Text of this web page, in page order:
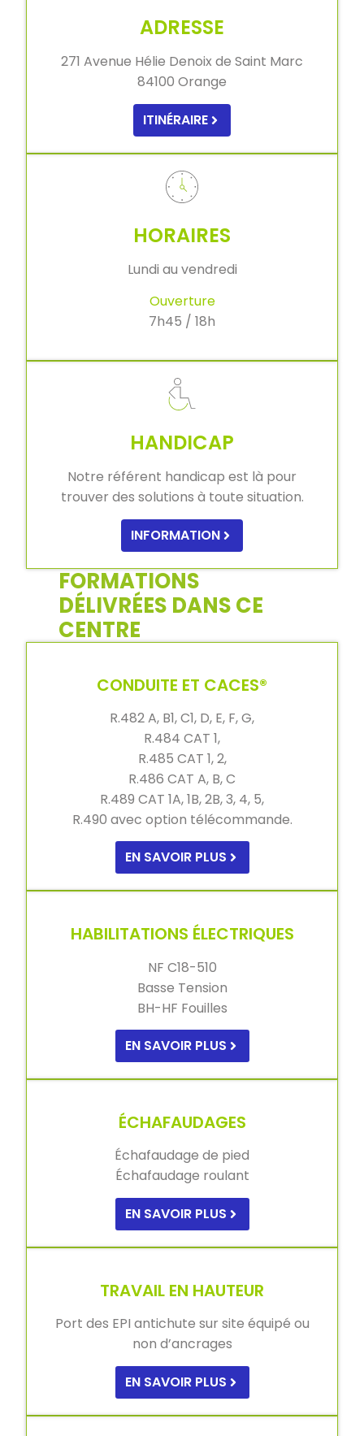
ADRESSE
271 Avenue Hélie Denoix de Saint Marc
84100 Orange
ITINÉRAIRE
HORAIRES
Lundi au vendredi
Ouverture
7h45 / 18h
HANDICAP
Notre référent handicap est là pour
trouver des solutions à toute situation.
INFORMATION
FORMATIONS
DÉLIVRÉES DANS CE
CENTRE
CONDUITE ET CACES®
R.482 A, B1, C1, D, E, F, G,
R.484 CAT 1,
R.485 CAT 1, 2,
R.486 CAT A, B, C
R.489 CAT 1A, 1B, 2B, 3, 4, 5,
R.490 avec option télécommande.
EN SAVOIR PLUS
HABILITATIONS ÉLECTRIQUES
NF C18-510
Basse Tension
BH-HF Fouilles
EN SAVOIR PLUS
ÉCHAFAUDAGES
Échafaudage de pied
Échafaudage roulant
EN SAVOIR PLUS
TRAVAIL EN HAUTEUR
Port des EPI antichute sur site équipé ou
non d’ancrages
EN SAVOIR PLUS